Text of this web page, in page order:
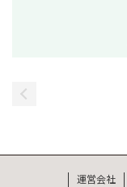
運営会社